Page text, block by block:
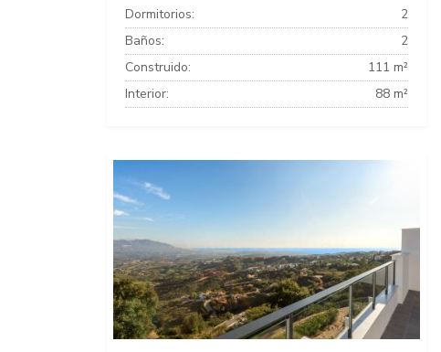
Dormitorios:
2
Baños:
2
Construido:
111 m²
Interior:
88 m²